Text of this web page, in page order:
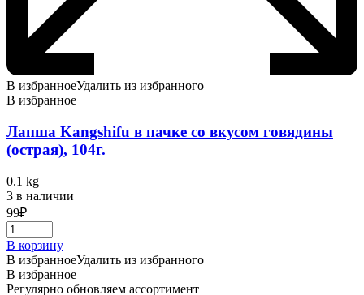
В избранноеУдалить из избранного
В избранное
Лапша Kangshifu в пачке со вкусом говядины
(острая), 104г.
0.1 kg
3 в наличии
99₽
В корзину
В избранноеУдалить из избранного
В избранное
Регулярно обновляем ассортимент